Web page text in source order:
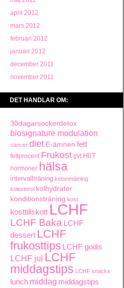
april 2012
mars 2012
februari 2012
januari 2012
december 2011
november 2011
DET HANDLAR OM:
30dagarsockerdetox
biosignature modulation
cancer diet E-ämnen fett
fettprocent Frukost gvt HIIT
hormoner hälsa
intervallträning ketonmätning
kolesterol kolhydrater
konditionsträning kost
kosttillskott LCHF
LCHF Baka
LCHF
dessert LCHF
frukosttips
LCHF godis
LCHF jul LCHF
middagstips LCHF snacks
lunch middag middagstips